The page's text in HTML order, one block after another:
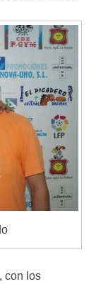
, con los